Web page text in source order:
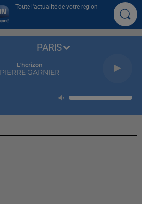
Toute l'actualité de votre région
L'horizon
PIERRE GARNIER
PARIS